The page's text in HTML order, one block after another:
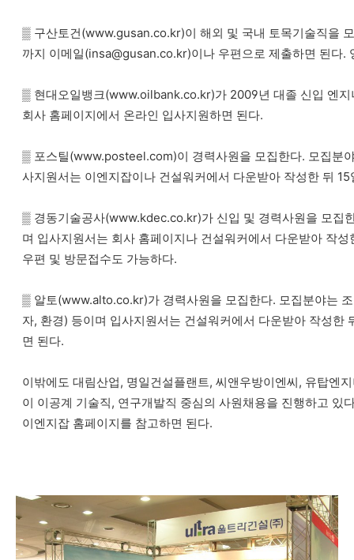
▒ 구산토건(www.gusan.co.kr)이 해외 및 국내 토목기술직을
까지 이메일(insa@gusan.co.kr)이나 우편으로 제출하면 된다.
▒ 현대오일뱅크(www.oilbank.co.kr)가 2009년 대졸 신입 엔
회사 홈페이지에서 온라인 입사지원하면 된다.
▒ 포스틸(www.posteel.com)이 경력사원을 모집한다. 모집분
사지원서는 이엔지잡이나 건설워커에서 다운받아 작성한 뒤
▒ 경동기술공사(www.kdec.co.kr)가 신입 및 경력사원을 모집
며 입사지원서는 회사 홈페이지나 건설워커에서 다운받아 작
우편 및 방문접수도 가능하다.
▒ 알토(www.alto.co.kr)가 경력사원을 모집한다. 모집분야는
자, 환경) 등이며 입사지원서는 건설워커에서 다운받아 작성
면 된다.
이밖에도 대림산업, 명일건설플랜트, 씨앤우방이엔씨, 유탑엔
이 이공계 기술직, 연구개발직 중심의 사원채용을 진행하고
이엔지잡 홈페이지를 참고하면 된다.